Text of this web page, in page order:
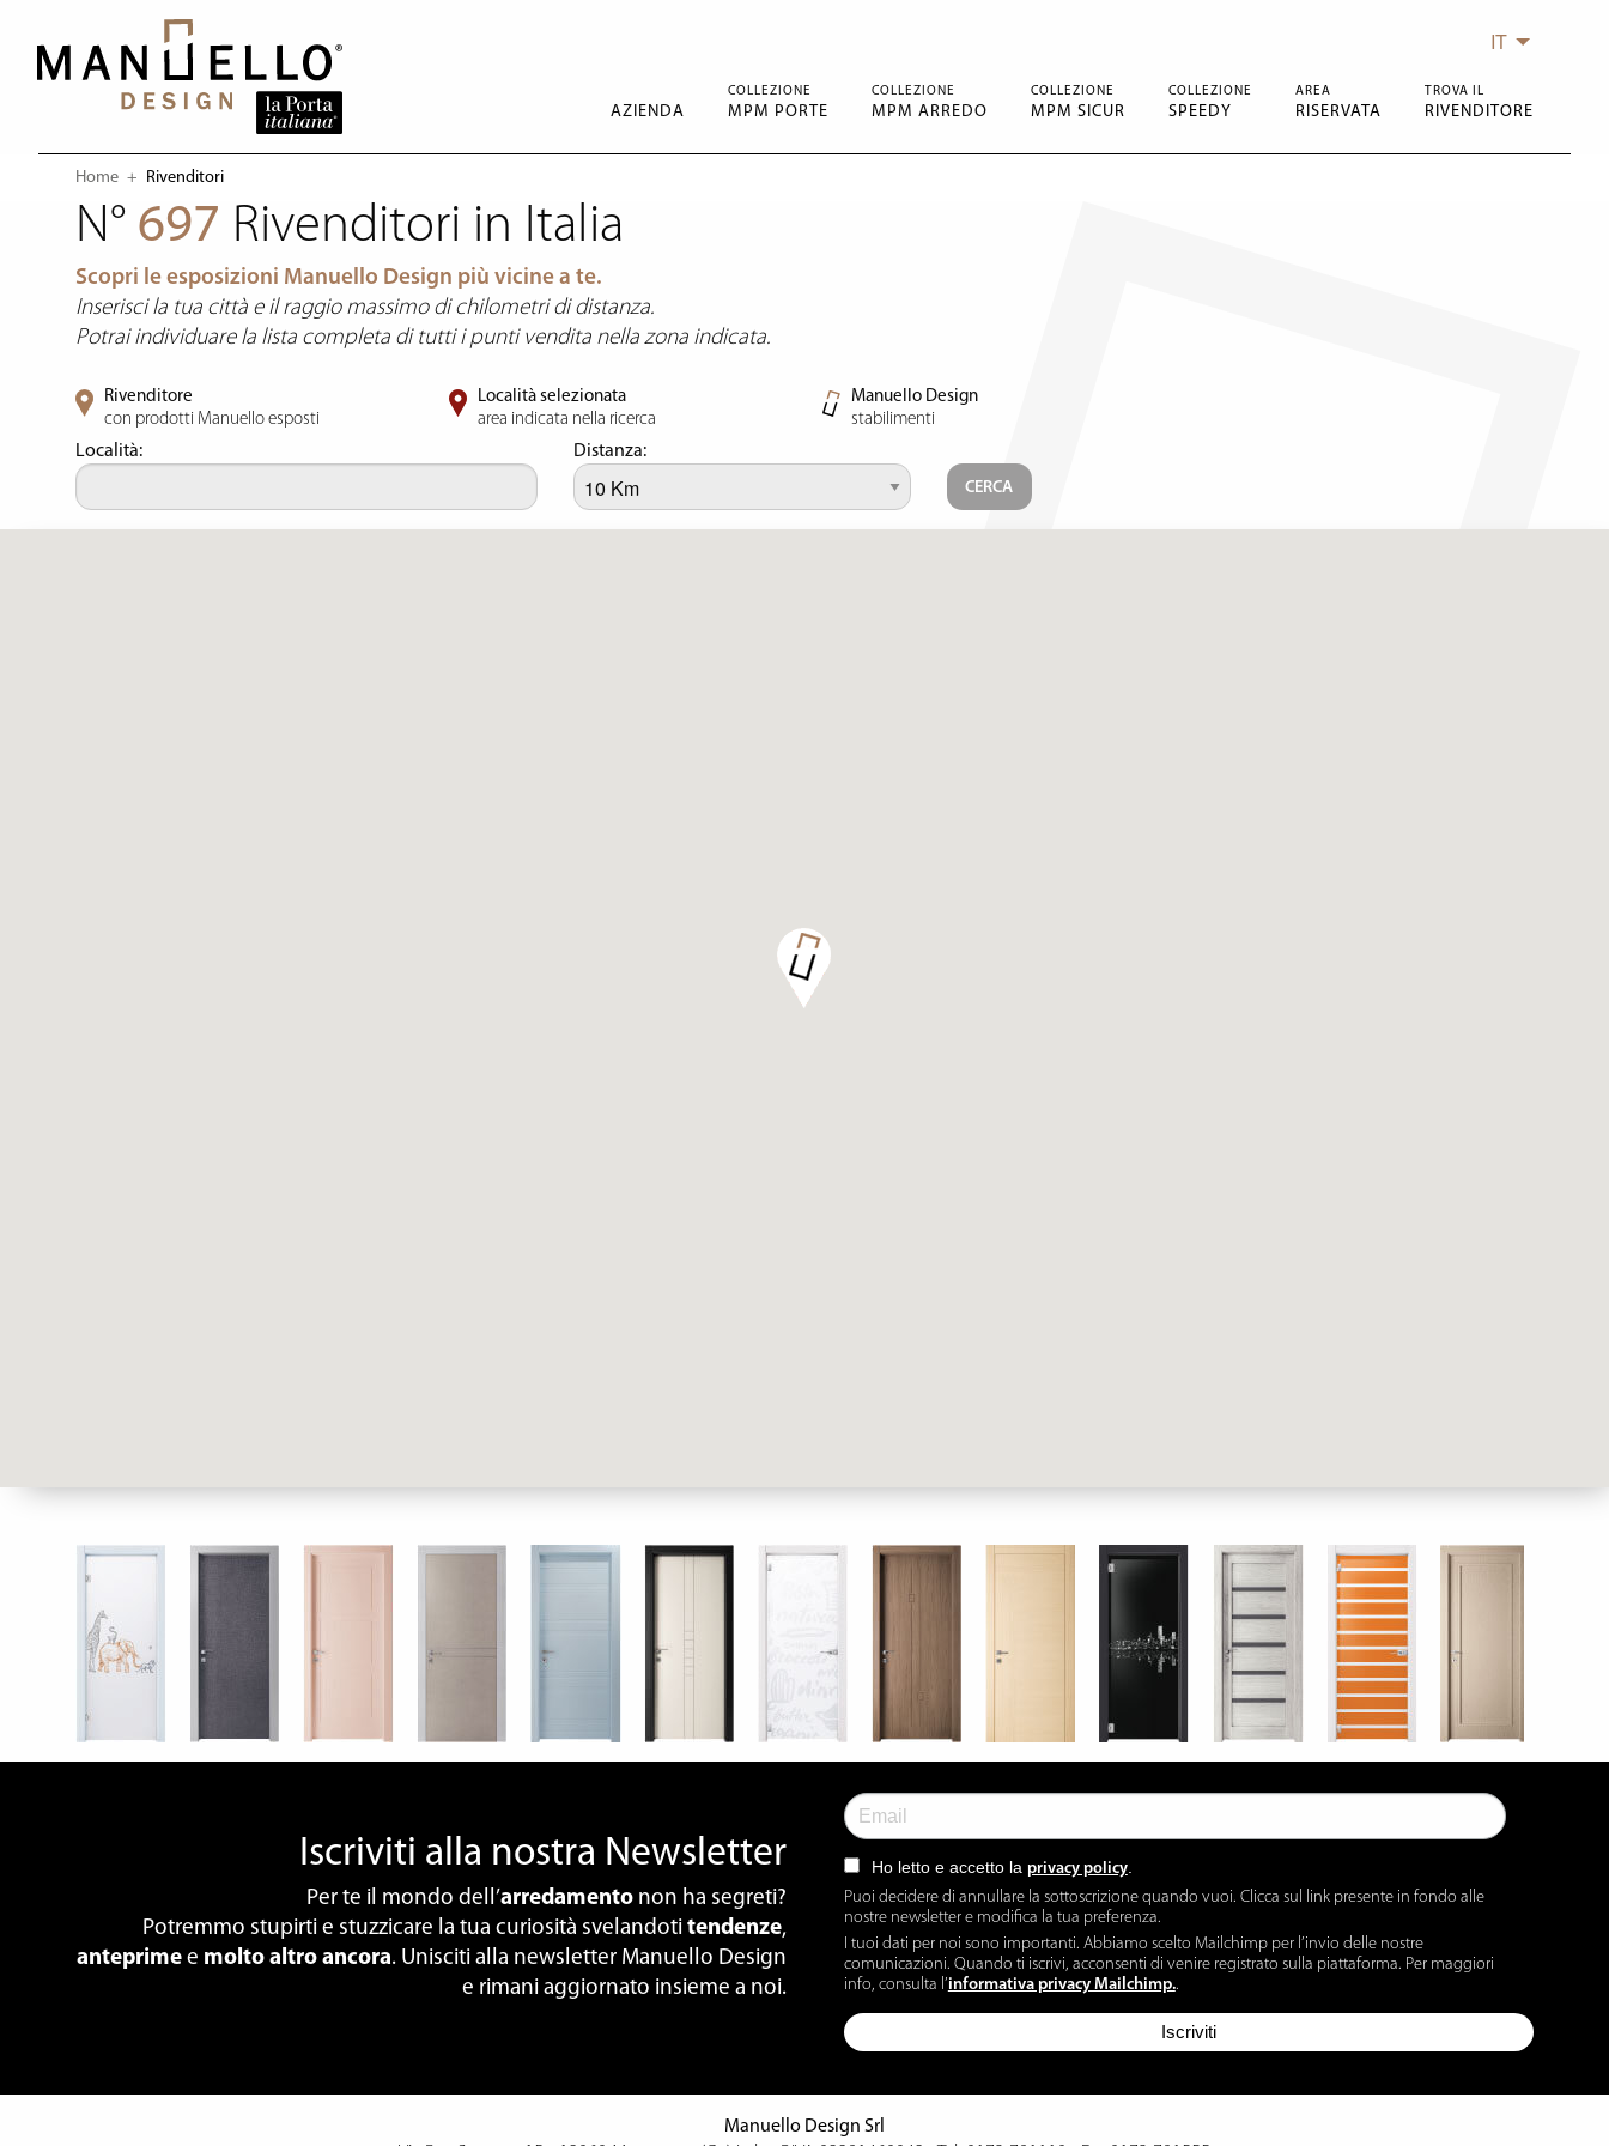
AZIENDA
COLLEZIONE
MPM PORTE
COLLEZIONE
MPM ARREDO
COLLEZIONE
MPM SICUR
COLLEZIONE
SPEEDY
AREA
RISERVATA
TROVA IL
RIVENDITORE
IT
Home Current:
Rivenditori
N° 697 Rivenditori in Italia
Scopri le esposizioni Manuello Design più vicine a te.
Inserisci la tua città e il raggio massimo di chilometri di distanza.
Potrai individuare la lista completa di tutti i punti vendita nella zona indicata.
Rivenditore
con prodotti Manuello esposti
Località selezionata
area indicata nella ricerca
Manuello Design
stabilimenti
Località: Distanza:
Iscriviti alla nostra Newsletter
Per te il mondo dell’arredamento non ha segreti?
Potremmo stupirti e stuzzicare la tua curiosità svelandoti tendenze,
anteprime e molto altro ancora. Unisciti alla newsletter Manuello Design
e rimani aggiornato insieme a noi.
Ho letto e accetto la privacy policy.
Puoi decidere di annullare la sottoscrizione quando vuoi. Clicca sul link presente in fondo alle
nostre newsletter e modifica la tua preferenza.
I tuoi dati per noi sono importanti. Abbiamo scelto Mailchimp per l’invio delle nostre
comunicazioni. Quando ti iscrivi, acconsenti di venire registrato sulla piattaforma. Per maggiori
info, consulta l’informativa privacy Mailchimp..
Manuello Design Srl